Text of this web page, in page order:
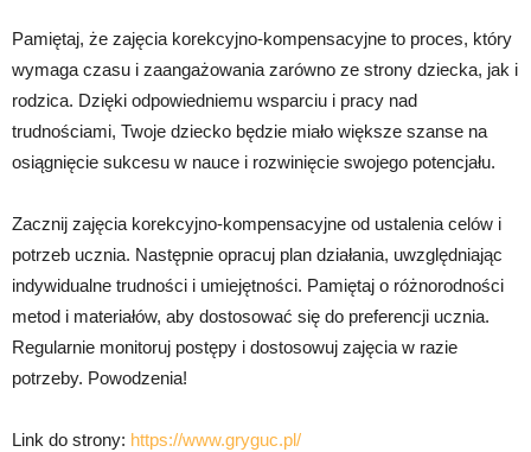
Pamiętaj, że zajęcia korekcyjno-kompensacyjne to proces, który
wymaga czasu i zaangażowania zarówno ze strony dziecka, jak i
rodzica. Dzięki odpowiedniemu wsparciu i pracy nad
trudnościami, Twoje dziecko będzie miało większe szanse na
osiągnięcie sukcesu w nauce i rozwinięcie swojego potencjału.
Zacznij zajęcia korekcyjno-kompensacyjne od ustalenia celów i
potrzeb ucznia. Następnie opracuj plan działania, uwzględniając
indywidualne trudności i umiejętności. Pamiętaj o różnorodności
metod i materiałów, aby dostosować się do preferencji ucznia.
Regularnie monitoruj postępy i dostosowuj zajęcia w razie
potrzeby. Powodzenia!
Link do strony: https://www.gryguc.pl/